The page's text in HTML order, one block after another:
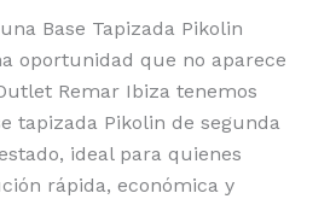
Base Tapizada Pikolin
oportunidad que no aparece
Remar Ibiza tenemos
tapizada Pikolin de segunda
ideal para quienes
rápida, económica y